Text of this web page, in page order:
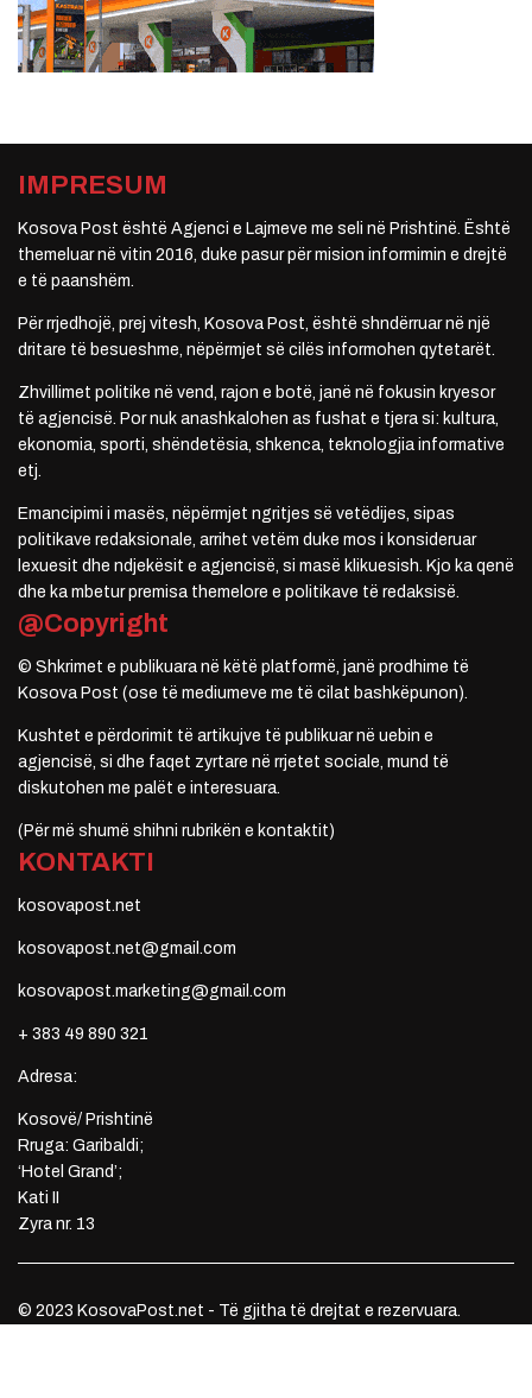
IMPRESUM
Kosova Post është Agjenci e Lajmeve me seli në Prishtinë. Është
themeluar në vitin 2016, duke pasur për mision informimin e drejtë
e të paanshëm.
Për rrjedhojë, prej vitesh, Kosova Post, është shndërruar në një
dritare të besueshme, nëpërmjet së cilës informohen qytetarët.
Zhvillimet politike në vend, rajon e botë, janë në fokusin kryesor
të agjencisë. Por nuk anashkalohen as fushat e tjera si: kultura,
ekonomia, sporti, shëndetësia, shkenca, teknologjia informative
etj.
Emancipimi i masës, nëpërmjet ngritjes së vetëdijes, sipas
politikave redaksionale, arrihet vetëm duke mos i konsideruar
lexuesit dhe ndjekësit e agjencisë, si masë klikuesish. Kjo ka qenë
dhe ka mbetur premisa themelore e politikave të redaksisë.
@Copyright
© Shkrimet e publikuara në këtë platformë, janë prodhime të
Kosova Post (ose të mediumeve me të cilat bashkëpunon).
Kushtet e përdorimit të artikujve të publikuar në uebin e
agjencisë, si dhe faqet zyrtare në rrjetet sociale, mund të
diskutohen me palët e interesuara.
(Për më shumë shihni rubrikën e kontaktit)
KONTAKTI
kosovapost.net
kosovapost.net@gmail.com
kosovapost.marketing@gmail.com
+ 383 49 890 321
Adresa:
Kosovë/ Prishtinë
Rruga: Garibaldi;
‘Hotel Grand’;
Kati II
Zyra nr. 13
© 2023 KosovaPost.net - Të gjitha të drejtat e rezervuara.